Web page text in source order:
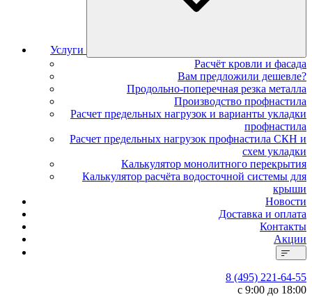
Услуги
Расчёт кровли и фасада
Вам предложили дешевле?
Продольно-поперечная резка металла
Производство профнастила
Расчет предельных нагрузок и варианты укладки
профнастила
Расчет предельных нагрузок профнастила СКН и
схем укладки
Калькулятор монолитного перекрытия
Калькулятор расчёта водосточной системы для
крыши
Новости
Доставка и оплата
Контакты
Акции
8 (495) 221-64-55
с 9:00 до 18:00